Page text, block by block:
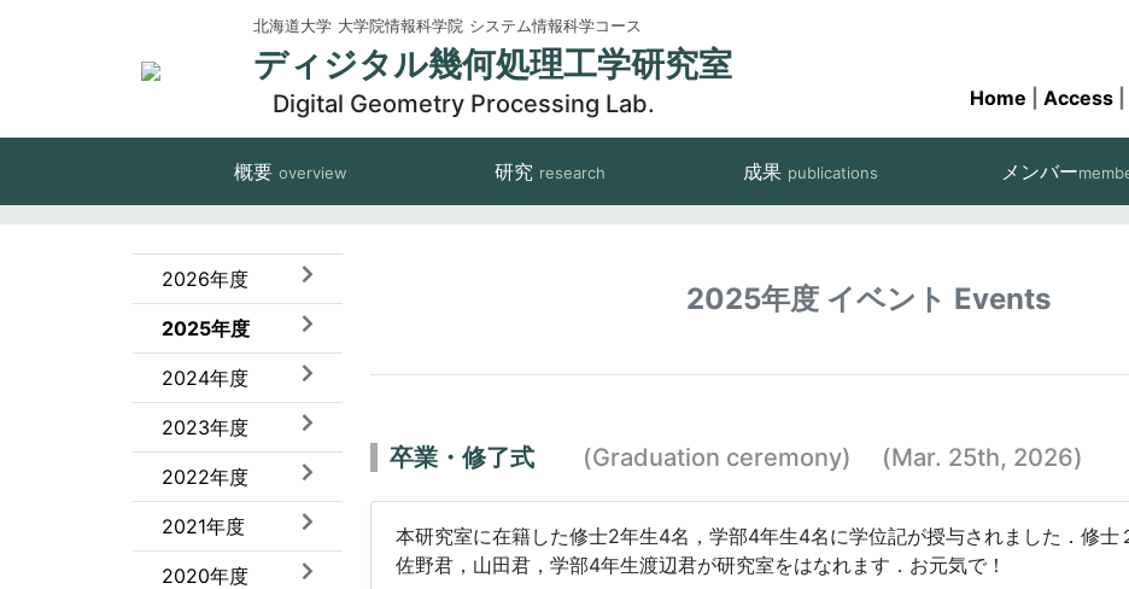
北海道大学 大学院情報科学院 システム情報科学コース
ディジタル幾何処理工学研究室
Digital Geometry Processing Lab. Home Access|
概要 overview 研究 research 成果 publications メンバー
2025年度 イベント Events
卒業・修了式 (Graduation ceremony) (Mar. 25th, 2026)
本研究室に在籍した修士2年生4名，学部4年生4名に学位記が授与されました．修士
佐野君，山田君，学部4年生渡辺君が研究室をはなれます．お元気で！
2026年度
2025年度
2024年度
2023年度
2022年度
2021年度
2020年度